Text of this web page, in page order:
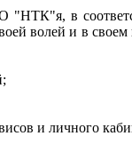
в
волей и в
и личного